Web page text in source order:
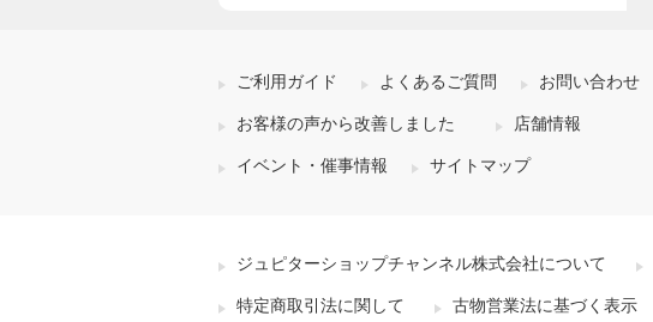
ご利用ガイド よくあるご質問 お問い合わせ
お客様の声から改善しました 店舗情報
イベント・催事情報 サイトマップ
ジュピターショップチャンネル株式会社について
特定商取引法に関して 古物営業法に基づく表示